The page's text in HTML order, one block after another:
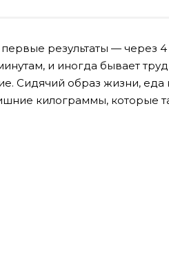
результаты — через
и иногда бывает
Сидячий образ жизни,
килограммы, которые